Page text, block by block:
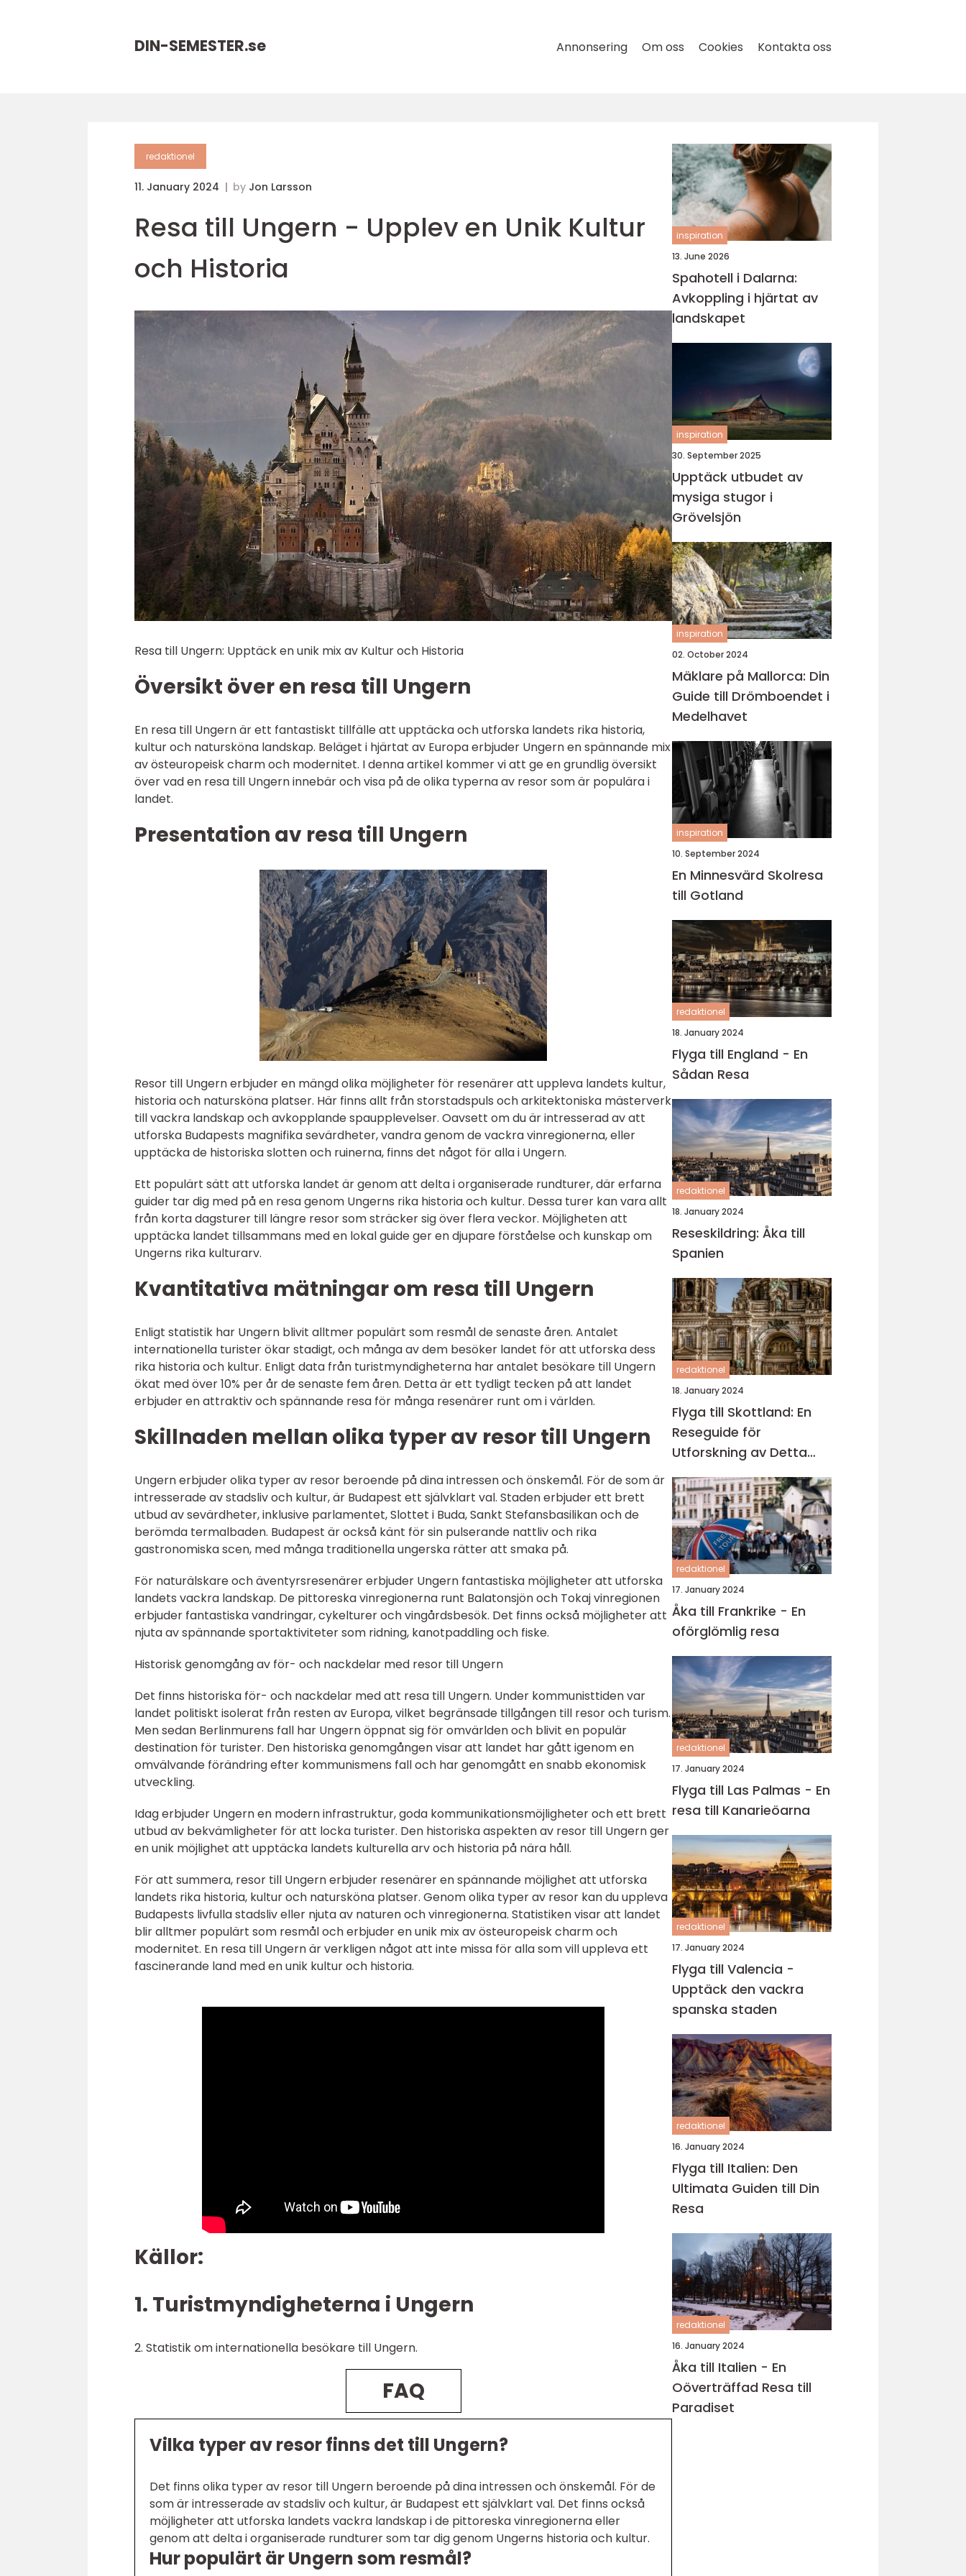
DIN-SEMESTER.se Annonsering Om oss Cookies Kontakta oss
redaktionel
11. January 2024 by Jon Larsson
Resa till Ungern - Upplev en Unik Kultur
och Historia
Resa till Ungern: Upptäck en unik mix av Kultur och Historia
Översikt över en resa till Ungern
En resa till Ungern är ett fantastiskt tillfälle att upptäcka och utforska landets rika historia,
kultur och natursköna landskap. Beläget i hjärtat av Europa erbjuder Ungern en spännande mix
av östeuropeisk charm och modernitet. I denna artikel kommer vi att ge en grundlig översikt
över vad en resa till Ungern innebär och visa på de olika typerna av resor som är populära i
landet.
Presentation av resa till Ungern
Resor till Ungern erbjuder en mängd olika möjligheter för resenärer att uppleva landets kultur,
historia och natursköna platser. Här finns allt från storstadspuls och arkitektoniska mästerverk
till vackra landskap och avkopplande spaupplevelser. Oavsett om du är intresserad av att
utforska Budapests magnifika sevärdheter, vandra genom de vackra vinregionerna, eller
upptäcka de historiska slotten och ruinerna, finns det något för alla i Ungern.
Ett populärt sätt att utforska landet är genom att delta i organiserade rundturer, där erfarna
guider tar dig med på en resa genom Ungerns rika historia och kultur. Dessa turer kan vara allt
från korta dagsturer till längre resor som sträcker sig över flera veckor. Möjligheten att
upptäcka landet tillsammans med en lokal guide ger en djupare förståelse och kunskap om
Ungerns rika kulturarv.
Kvantitativa mätningar om resa till Ungern
Enligt statistik har Ungern blivit alltmer populärt som resmål de senaste åren. Antalet
internationella turister ökar stadigt, och många av dem besöker landet för att utforska dess
rika historia och kultur. Enligt data från turistmyndigheterna har antalet besökare till Ungern
ökat med över 10% per år de senaste fem åren. Detta är ett tydligt tecken på att landet
erbjuder en attraktiv och spännande resa för många resenärer runt om i världen.
Skillnaden mellan olika typer av resor till Ungern
Ungern erbjuder olika typer av resor beroende på dina intressen och önskemål. För de som är
intresserade av stadsliv och kultur, är Budapest ett självklart val. Staden erbjuder ett brett
utbud av sevärdheter, inklusive parlamentet, Slottet i Buda, Sankt Stefansbasilikan och de
berömda termalbaden. Budapest är också känt för sin pulserande nattliv och rika
gastronomiska scen, med många traditionella ungerska rätter att smaka på.
För naturälskare och äventyrsresenärer erbjuder Ungern fantastiska möjligheter att utforska
landets vackra landskap. De pittoreska vinregionerna runt Balatonsjön och Tokaj vinregionen
erbjuder fantastiska vandringar, cykelturer och vingårdsbesök. Det finns också möjligheter att
njuta av spännande sportaktiviteter som ridning, kanotpaddling och fiske.
Historisk genomgång av för- och nackdelar med resor till Ungern
Det finns historiska för- och nackdelar med att resa till Ungern. Under kommunisttiden var
landet politiskt isolerat från resten av Europa, vilket begränsade tillgången till resor och turism.
Men sedan Berlinmurens fall har Ungern öppnat sig för omvärlden och blivit en populär
destination för turister. Den historiska genomgången visar att landet har gått igenom en
omvälvande förändring efter kommunismens fall och har genomgått en snabb ekonomisk
utveckling.
Idag erbjuder Ungern en modern infrastruktur, goda kommunikationsmöjligheter och ett brett
utbud av bekvämligheter för att locka turister. Den historiska aspekten av resor till Ungern ger
en unik möjlighet att upptäcka landets kulturella arv och historia på nära håll.
För att summera, resor till Ungern erbjuder resenärer en spännande möjlighet att utforska
landets rika historia, kultur och natursköna platser. Genom olika typer av resor kan du uppleva
Budapests livfulla stadsliv eller njuta av naturen och vinregionerna. Statistiken visar att landet
blir alltmer populärt som resmål och erbjuder en unik mix av östeuropeisk charm och
modernitet. En resa till Ungern är verkligen något att inte missa för alla som vill uppleva ett
fascinerande land med en unik kultur och historia.
Källor:
1. Turistmyndigheterna i Ungern
2. Statistik om internationella besökare till Ungern.
FAQ
Vilka typer av resor finns det till Ungern?
Det finns olika typer av resor till Ungern beroende på dina intressen och önskemål. För de
som är intresserade av stadsliv och kultur, är Budapest ett självklart val. Det finns också
möjligheter att utforska landets vackra landskap i de pittoreska vinregionerna eller
genom att delta i organiserade rundturer som tar dig genom Ungerns historia och kultur.
Hur populärt är Ungern som resmål?
inspiration
13. June 2026
Spahotell i Dalarna:
Avkoppling i hjärtat av
landskapet
inspiration
30. September 2025
Upptäck utbudet av
mysiga stugor i
Grövelsjön
inspiration
02. October 2024
Mäklare på Mallorca: Din
Guide till Drömboendet i
Medelhavet
inspiration
10. September 2024
En Minnesvärd Skolresa
till Gotland
redaktionel
18. January 2024
Flyga till England - En
Sådan Resa
redaktionel
18. January 2024
Reseskildring: Åka till
Spanien
redaktionel
18. January 2024
Flyga till Skottland: En
Reseguide för
Utforskning av Detta
Fascinerande Land
redaktionel
17. January 2024
Åka till Frankrike - En
oförglömlig resa
redaktionel
17. January 2024
Flyga till Las Palmas - En
resa till Kanarieöarna
redaktionel
17. January 2024
Flyga till Valencia -
Upptäck den vackra
spanska staden
redaktionel
16. January 2024
Flyga till Italien: Den
Ultimata Guiden till Din
Resa
redaktionel
16. January 2024
Åka till Italien - En
Oöverträffad Resa till
Paradiset